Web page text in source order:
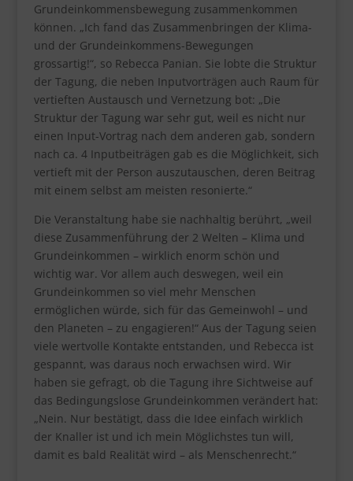
Grundeinkommensbewegung zusammenkommen
können. „Ich fand das Zusammenbringen der Klima-
und der Grundeinkommens-Bewegungen
grossartig!“, so Rebecca Panian. Sie lobte die Struktur
der Tagung, die neben Inputvorträgen auch Raum für
vertieften Austausch und Vernetzung bot: „Die
Struktur der Tagung war sehr gut, weil es nicht nur
einen Input-Vortrag nach dem anderen gab, sondern
nach ca. 4 Inputbeiträgen gab es die Möglichkeit, sich
vertieft mit der Person auszutauschen, deren Beitrag
mit einem selbst am meisten resonierte.“
Die Veranstaltung habe sie nachhaltig berührt, „weil
diese Zusammenführung der 2 Welten – Klima und
Grundeinkommen – wirklich enorm schön und
wichtig war. Vor allem auch deswegen, weil ein
Grundeinkommen so viel mehr Menschen
ermöglichen würde, sich für das Gemeinwohl – und
den Planeten – zu engagieren!“ Aus der Tagung seien
viele wertvolle Kontakte entstanden, und Rebecca ist
gespannt, was daraus noch erwachsen wird. Wir
haben sie gefragt, ob die Tagung ihre Sichtweise auf
das Bedingungslose Grundeinkommen verändert hat:
„Nein. Nur bestätigt, dass die Idee einfach wirklich
der Knaller ist und ich mein Möglichstes tun will,
damit es bald Realität wird – als Menschenrecht.“